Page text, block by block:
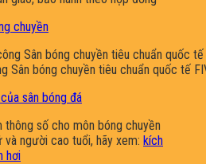
chuyền
Sân bóng chuyền tiêu chuẩn quốc tế
sân bóng đá
thông số cho môn bóng chuyền
người cao tuổi, hãy xem: kích
hơi